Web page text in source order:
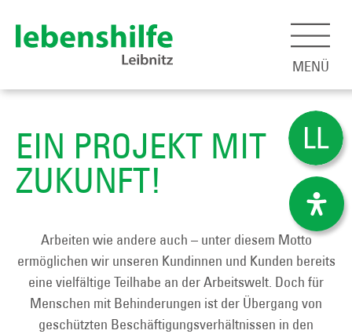
MENÜ
EIN PROJEKT MIT
ZUKUNFT!
Arbeiten wie andere auch – unter diesem Motto
ermöglichen wir unseren Kundinnen und Kunden bereits
eine vielfältige Teilhabe an der Arbeitswelt. Doch für
Menschen mit Behinderungen ist der Übergang von
geschützten Beschäftigungsverhältnissen in den